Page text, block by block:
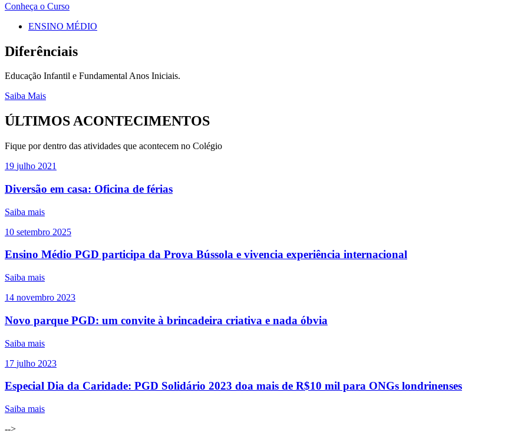
Conheça o Curso
ENSINO MÉDIO
Diferênciais
Educação Infantil e Fundamental Anos Iniciais.
Saiba Mais
ÚLTIMOS ACONTECIMENTOS
Fique por dentro das atividades que acontecem no Colégio
19 julho 2021
Diversão em casa: Oficina de férias
Saiba mais
10 setembro 2025
Ensino Médio PGD participa da Prova Bússola e vivencia experiência internacional
Saiba mais
14 novembro 2023
Novo parque PGD: um convite à brincadeira criativa e nada óbvia
Saiba mais
17 julho 2023
Especial Dia da Caridade: PGD Solidário 2023 doa mais de R$10 mil para ONGs londrinenses
Saiba mais
-->